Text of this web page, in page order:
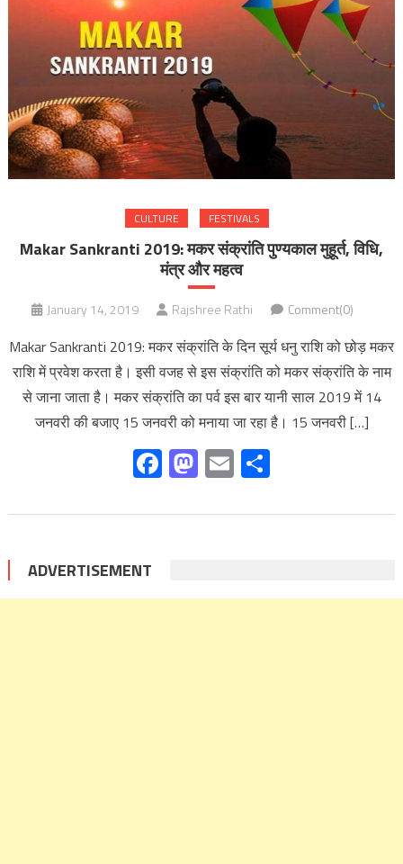
CULTURE FESTIVALS
Makar Sankranti 2019: मकर संक्रांति पुण्यकाल मुहूर्त, विधि,
मंत्र और महत्व
January 14, 2019 Rajshree Rathi Comment(0)
Makar Sankranti 2019: मकर संक्रांति के दिन सूर्य धनु राशि को छोड़ मकर
राशि में प्रवेश करता है। इसी वजह से इस संक्रांति को मकर संक्रांति के नाम
से जाना जाता है। मकर संक्रांति का पर्व इस बार यानी साल 2019 में 14
जनवरी की बजाए 15 जनवरी को मनाया जा रहा है। 15 जनवरी […]
Facebook
Mastodon
Email
ADVERTISEMENT